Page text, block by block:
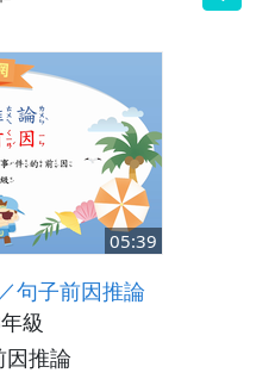
05:39
句子前因推論
級
推論